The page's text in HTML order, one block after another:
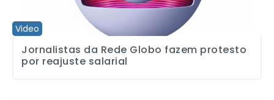
Video
Jornalistas da Rede Globo fazem protesto
por reajuste salarial